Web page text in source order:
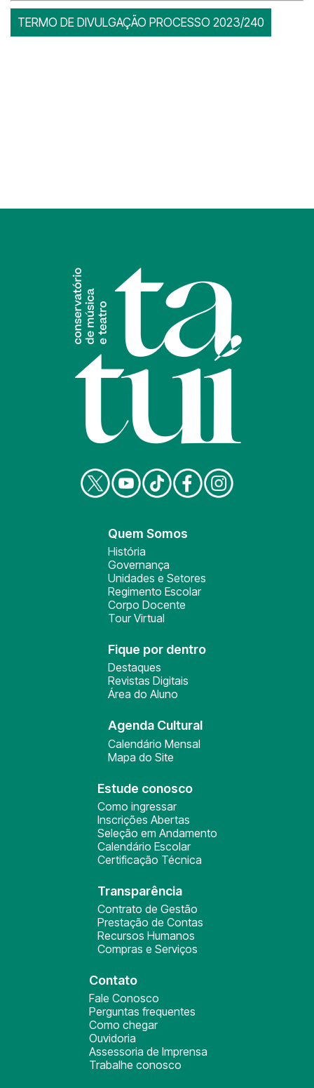
TERMO DE DIVULGAÇÃO PROCESSO 2023/240
Quem Somos
História
Governança
Unidades e Setores
Regimento Escolar
Corpo Docente
Tour Virtual
Fique por dentro
Destaques
Revistas Digitais
Área do Aluno
Agenda Cultural
Calendário Mensal
Mapa do Site
Estude conosco
Como ingressar
Inscrições Abertas
Seleção em Andamento
Calendário Escolar
Certificação Técnica
Transparência
Contrato de Gestão
Prestação de Contas
Recursos Humanos
Compras e Serviços
Contato
Fale Conosco
Perguntas frequentes
Como chegar
Ouvidoria
Assessoria de Imprensa
Trabalhe conosco